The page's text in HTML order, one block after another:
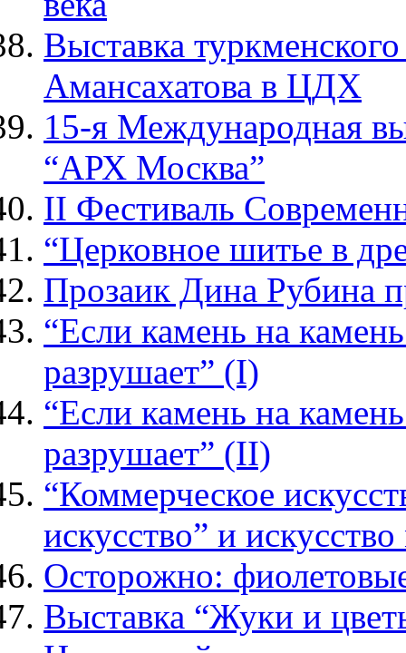
Выставка
Амансахатова в ЦДХ
15-я Международная
“АРХ Москва”
II Фестиваль
“Церковное шитье в
Прозаик Дина Рубина
“Если камень на
разрушает” (I)
“Если камень на
разрушает” (II)
“Коммерческое
искусство” и
Осторожно:
Выставка “Жуки и